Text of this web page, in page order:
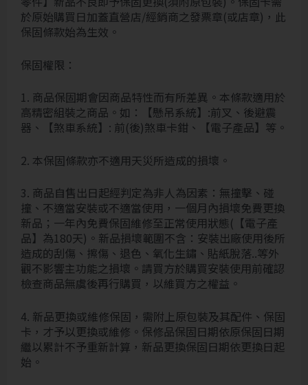
於原始購買日加蓋直營店/經銷商之發票章(或店章)，此
保固條款始為生效。
保固權限：
1. 商品保固期會因商品特性而有所差異。本條款適用於
高精密組裝之商品。如：【懸吊系統】:前叉、後避震
器、【煞車系統】: 前(後)煞車卡鉗、【電子產品】等。
2. 本保固條款亦不適用天災所造成的損壞。
3. 商品自售出日起經判定為非人為因素：無撞擊、碰
撞、不適當安裝或不適當使用，一個月內損壞免費更換
新品；一年內免費保固維修至正常使用狀態(【電子產
品】為180天)。新品損壞範圍不含：安裝出廠使用後所
造成的刮傷、擦傷、退色、氧化生鏽、貼紙脫落..等外
觀不影響主功能之損壞。請買方於購買安裝使用前確認
檢查商品無虞後再行購買，以維買方之權益。
4. 新品更換或維修保固，需附上原包裝及其配件、保固
卡，才予以更換或維修。保修品保固日期依原保固日期
繼以累計不予重新計算，新品更換保固日期依更換日起
始。